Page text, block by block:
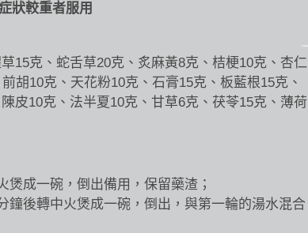
狀較重者服用
15克、蛇舌草20克、炙麻黃8克、桔梗10克、杏仁
胡10克、天花粉10克、石膏15克、板藍根15克、
皮10克、法半夏10克、甘草6克、茯苓15克、薄荷
煲成一碗，倒出備用，保留藥渣；
鐘後轉中火煲成一碗，倒出，與第一輪的湯水混合